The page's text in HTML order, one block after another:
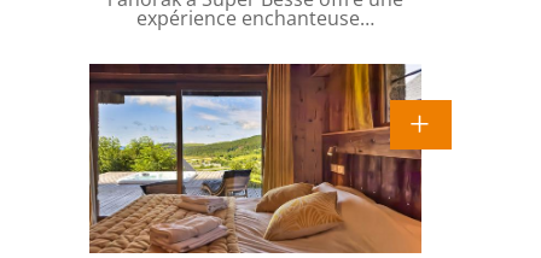
expérience enchanteuse…